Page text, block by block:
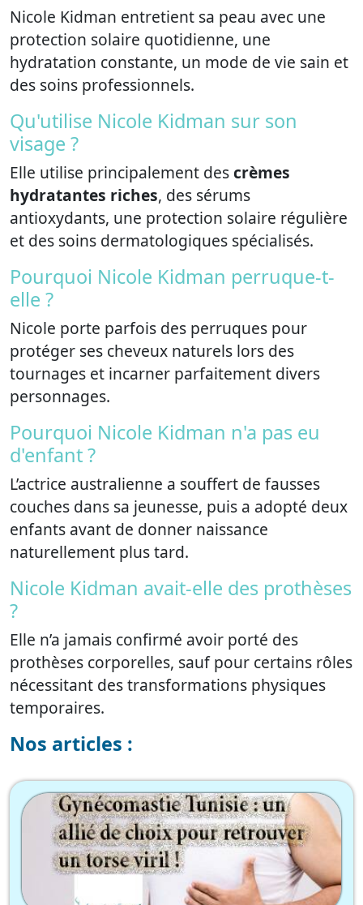
Nicole Kidman entretient sa peau avec une
protection solaire quotidienne, une
hydratation constante, un mode de vie sain et
des soins professionnels.
Qu'utilise Nicole Kidman sur son
visage ?
Elle utilise principalement descrèmes
hydratantes riches, des sérums
antioxydants, une protection solaire régulière
et des soins dermatologiques spécialisés.
Pourquoi Nicole Kidman perruque-t-
elle ?
Nicole porte parfois des perruques pour
protéger ses cheveux naturels lors des
tournages et incarner parfaitement divers
personnages.
Pourquoi Nicole Kidman n'a pas eu
d'enfant ?
L’actrice australienne a souffert de fausses
couches dans sa jeunesse, puis a adopté deux
enfants avant de donner naissance
naturellement plus tard.
Nicole Kidman avait-elle des prothèses
?
Elle n’a jamais confirmé avoir porté des
prothèses corporelles, sauf pour certains rôles
nécessitant des transformations physiques
temporaires.
Nos articles :